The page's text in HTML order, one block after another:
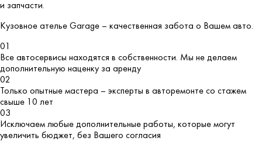
и запчасти.
Кузовное ателье Garage – качественная забота о Вашем авто.
01
Все автосервисы находятся в собственности. Мы не делаем
дополнительную наценку за аренду
02
Только опытные мастера – эксперты в авторемонте со стажем
свыше 10 лет
03
Исключаем любые дополнительные работы, которые могут
увеличить бюджет, без Вашего согласия